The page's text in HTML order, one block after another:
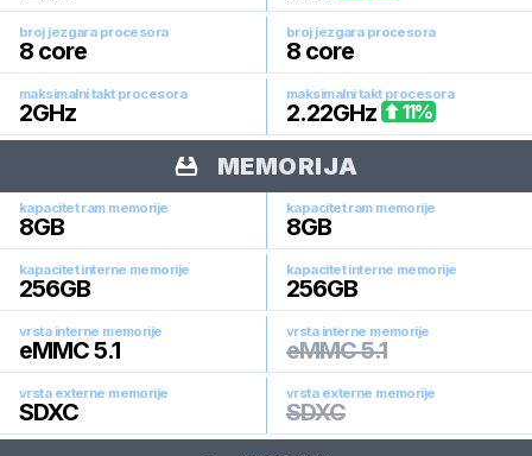
broj jezgara procesora
8 core
broj jezgara procesora
8 core
maksimalni takt procesora
2GHz
maksimalni takt procesora
2.22GHz 11%
MEMORIJA
kapacitet ram memorije
8GB
kapacitet ram memorije
8GB
kapacitet interne memorije
256GB
kapacitet interne memorije
256GB
vrsta interne memorije
eMMC 5.1
vrsta interne memorije
eMMC 5.1
vrsta externe memorije
SDXC
vrsta externe memorije
SDXC